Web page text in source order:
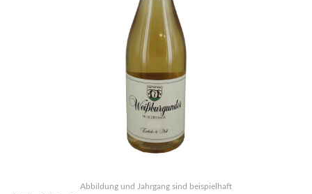
Abbildung und Jahrgang sind beispielhaft